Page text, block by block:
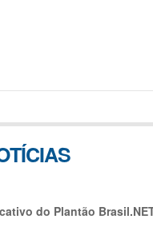
do Plantão